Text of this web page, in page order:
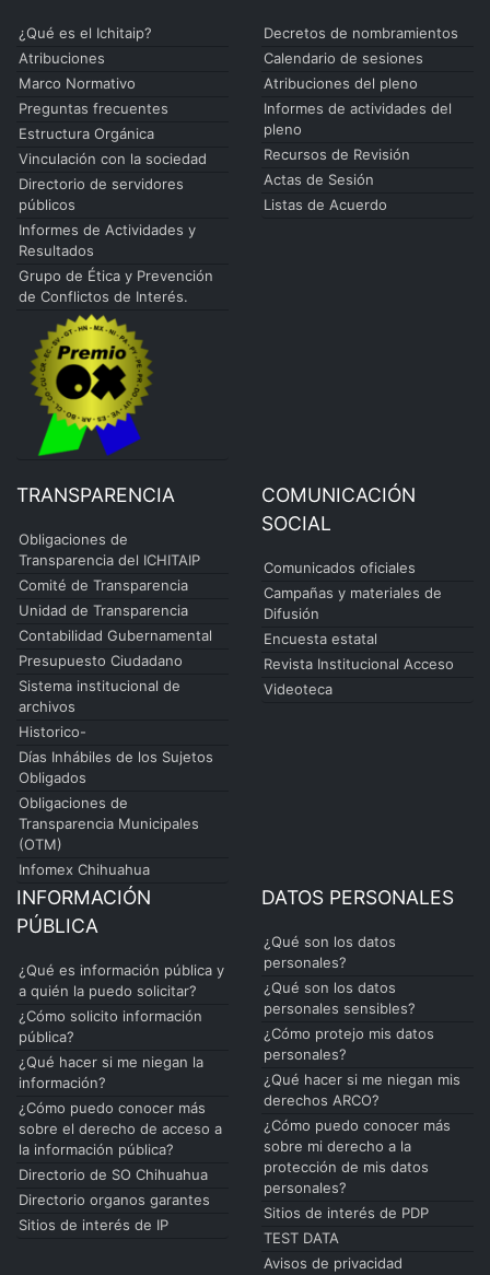
¿Qué es el Ichitaip?
Atribuciones
Marco Normativo
Preguntas frecuentes
Estructura Orgánica
Vinculación con la sociedad
Directorio de servidores
públicos
Informes de Actividades y
Resultados
Grupo de Ética y Prevención
de Conflictos de Interés.
Decretos de nombramientos
Calendario de sesiones
Atribuciones del pleno
Informes de actividades del
pleno
Recursos de Revisión
Actas de Sesión
Listas de Acuerdo
TRANSPARENCIA
Obligaciones de
Transparencia del ICHITAIP
Comité de Transparencia
Unidad de Transparencia
Contabilidad Gubernamental
Presupuesto Ciudadano
Sistema institucional de
archivos
Historico-
Días Inhábiles de los Sujetos
Obligados
Obligaciones de
Transparencia Municipales
(OTM)
Infomex Chihuahua
COMUNICACIÓN
SOCIAL
Comunicados oficiales
Campañas y materiales de
Difusión
Encuesta estatal
Revista Institucional Acceso
Videoteca
INFORMACIÓN
PÚBLICA
¿Qué es información pública y
a quién la puedo solicitar?
¿Cómo solicito información
pública?
¿Qué hacer si me niegan la
información?
¿Cómo puedo conocer más
sobre el derecho de acceso a
la información pública?
Directorio de SO Chihuahua
Directorio organos garantes
Sitios de interés de IP
DATOS PERSONALES
¿Qué son los datos
personales?
¿Qué son los datos
personales sensibles?
¿Cómo protejo mis datos
personales?
¿Qué hacer si me niegan mis
derechos ARCO?
¿Cómo puedo conocer más
sobre mi derecho a la
protección de mis datos
personales?
Sitios de interés de PDP
TEST DATA
Avisos de privacidad